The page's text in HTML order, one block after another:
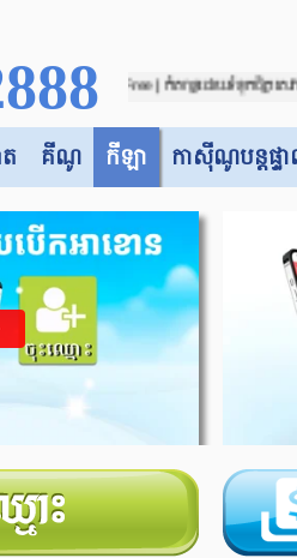
ោន Free | កំសាន្តដោយទំនុកចិត្ត សេវាអតិថិជន24h
ត គីណូ កីឡា កាស៊ី​​ណូបន្តផ្ទ